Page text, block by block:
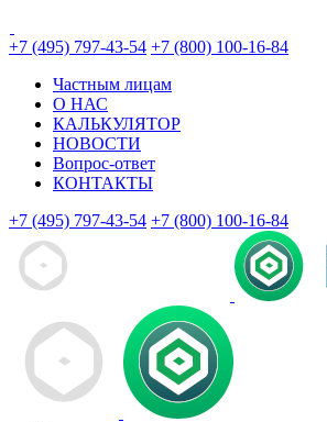
+7 (495) 797-43-54 +7 (800) 100-16-84
Частным лицам
О НАС
КАЛЬКУЛЯТОР
НОВОСТИ
Вопрос-ответ
КОНТАКТЫ
+7 (495) 797-43-54 +7 (800) 100-16-84